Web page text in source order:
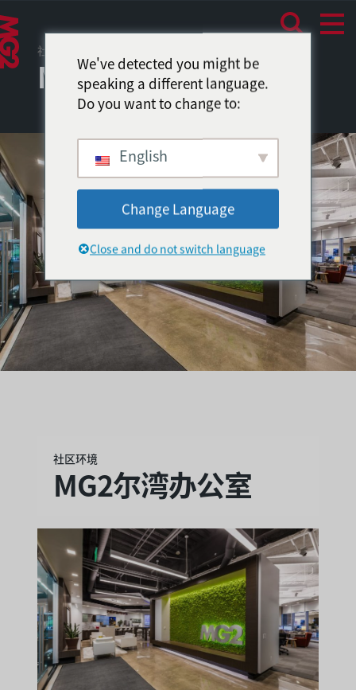
社区环境
MG2尔湾办公室
社区环境
MG2尔湾办公室
We've detected you might be
speaking a different language.
Do you want to change to:
English
Change Language
Close and do not switch language